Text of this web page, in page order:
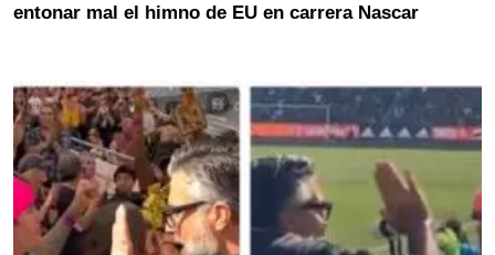
entonar mal el himno de EU en carrera Nascar